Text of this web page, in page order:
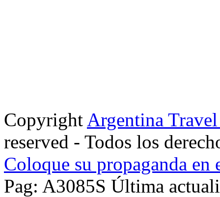
Copyright Argentina
reserved - Todos los
Coloque su propaganda en
Pag: A3085S Última